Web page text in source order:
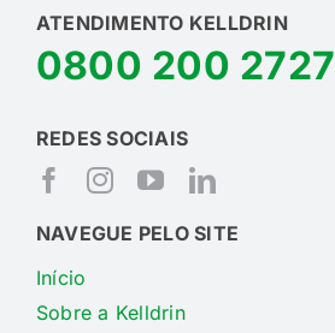
ATENDIMENTO KELLDRIN
0800 200 2727
REDES SOCIAIS
NAVEGUE PELO SITE
Início
Sobre a Kelldrin